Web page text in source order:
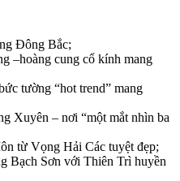
Đông Bắc;
–hoàng cung cổ kính mang
tường “hot trend” mang
Xuyên – nơi “một mắt nhìn ba
từ Vọng Hải Các tuyệt đẹp;
Bạch Sơn với Thiên Trì huyền